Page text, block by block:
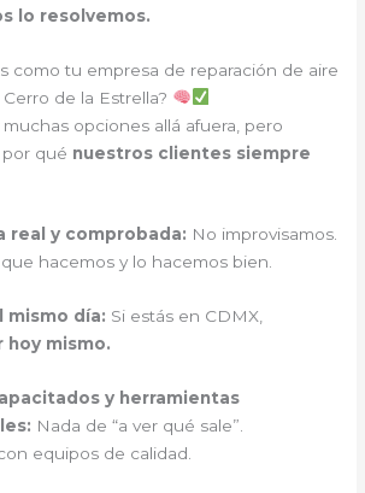
lo resolvemos.
como tu empresa de reparación de aire
de la Estrella?
opciones allá afuera, pero
qué nuestros clientes siempre
real y comprobada: No improvisamos.
hacemos y lo hacemos bien.
mismo día: Si estás en CDMX,
hoy mismo.
y herramientas
Nada de “a ver qué sale”.
equipos de calidad.